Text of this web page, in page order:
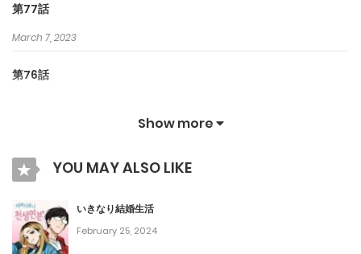
第77話
March 7, 2023
第76話
March 7, 2023
第74話
March 7, 2023
Show more
YOU MAY ALSO LIKE
いきなり結婚生活
February 25, 2024